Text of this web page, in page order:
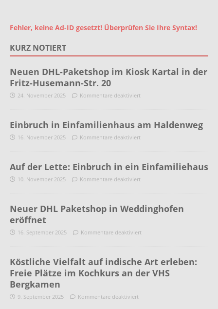
Fehler, keine Ad-ID gesetzt! Überprüfen Sie Ihre Syntax!
KURZ NOTIERT
Neuen DHL-Paketshop im Kiosk Kartal in der
Fritz-Husemann-Str. 20
24. November 2025 Kommentare deaktiviert
Einbruch in Einfamilienhaus am Haldenweg
16. November 2025 Kommentare deaktiviert
Auf der Lette: Einbruch in ein Einfamiliehaus
10. November 2025 Kommentare deaktiviert
Neuer DHL Paketshop in Weddinghofen
eröffnet
16. September 2025 Kommentare deaktiviert
Köstliche Vielfalt auf indische Art erleben:
Freie Plätze im Kochkurs an der VHS
Bergkamen
9. September 2025 Kommentare deaktiviert